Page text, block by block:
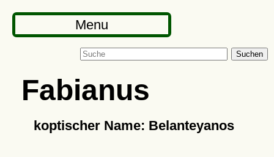
Menu
Suchen
Fabianus
koptischer Name: Belanteyanos